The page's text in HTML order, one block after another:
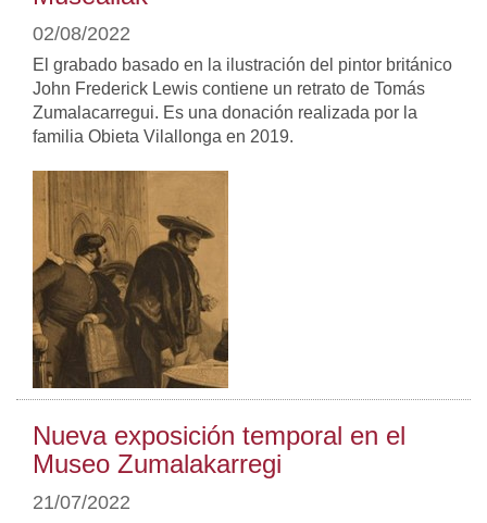
02/08/2022
El grabado basado en la ilustración del pintor británico
John Frederick Lewis contiene un retrato de Tomás
Zumalacarregui. Es una donación realizada por la
familia Obieta Vilallonga en 2019.
Nueva exposición temporal en el
Museo Zumalakarregi
21/07/2022